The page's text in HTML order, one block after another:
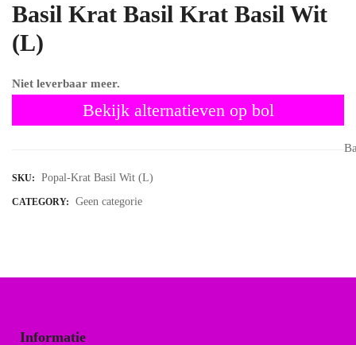
Basil Krat Basil Krat Basil Wit
(L)
Niet leverbaar meer.
Bekijk alternatieven op bol
SKU: Popal-Krat Basil Wit (L)
CATEGORY: Geen categorie
Informatie